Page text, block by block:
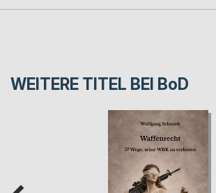
WEITERE TITEL BEI BoD